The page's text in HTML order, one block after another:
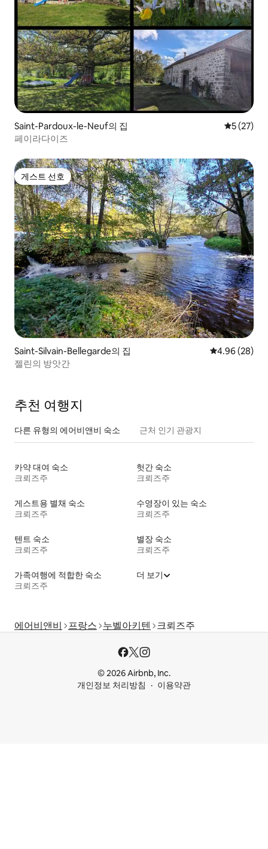
Saint-Pardoux-le-Neuf의 집 평점 5점
5 (27)
페이라다이즈
게스트 선호
게스트 선호
Saint-Silvain-Bellegarde의 집 평점 4.96점(5
4.96 (28)
젤린의 방앗간
추천 여행지
다른 유형의 에어비앤비 숙소 근처 인기 관광지
카약 대여 숙소
크뢰즈주
헛간 숙소
크뢰즈주
게스트용 별채 숙소
크뢰즈주
수영장이 있는 숙소
크뢰즈주
텐트 숙소
크뢰즈주
별장 숙소
크뢰즈주
가족여행에 적합한 숙소
크뢰즈주
더 보기
에어비앤비 프랑스 누벨아키텐 크뢰즈주
© 2026 Airbnb, Inc.
개인정보 처리방침
이용약관